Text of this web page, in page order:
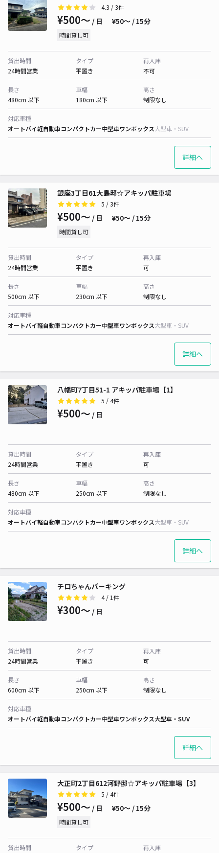
4.3 / 3件
¥500〜 / 日 ¥50〜 / 15分
時間貸し可
貸出時間
24時間営業
タイプ
平置き
再入庫
不可
長さ
480cm 以下
車幅
180cm 以下
高さ
制限なし
対応車種
オートバイ軽自動車コンパクトカー中型車ワンボックス大型車・SUV
詳細へ
銀座3丁目61大島邸☆アキッパ駐車場
5 / 3件
¥500〜 / 日 ¥50〜 / 15分
時間貸し可
貸出時間
24時間営業
タイプ
平置き
再入庫
可
長さ
500cm 以下
車幅
230cm 以下
高さ
制限なし
対応車種
オートバイ軽自動車コンパクトカー中型車ワンボックス大型車・SUV
詳細へ
八幡町7丁目51-1 アキッパ駐車場【1】
5 / 4件
¥500〜 / 日
貸出時間
24時間営業
タイプ
平置き
再入庫
可
長さ
480cm 以下
車幅
250cm 以下
高さ
制限なし
対応車種
オートバイ軽自動車コンパクトカー中型車ワンボックス大型車・SUV
詳細へ
チロちゃんパーキング
4/ 1件
¥300〜 / 日
貸出時間
24時間営業
タイプ
平置き
再入庫
可
長さ
600cm 以下
車幅
250cm 以下
高さ
制限なし
対応車種
オートバイ軽自動車コンパクトカー中型車ワンボックス大型車・SUV
詳細へ
大正町2丁目612河野邸☆アキッパ駐車場【3】
5 / 4件
¥500〜 / 日 ¥50〜 / 15分
時間貸し可
貸出時間
タイプ
再入庫